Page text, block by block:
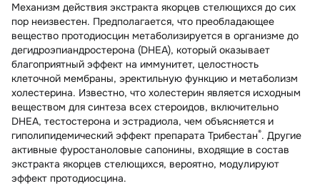
Механизм действия экстракта якорцев стелющихся до сих
пор неизвестен. Предполагается, что преобладающее
вещество протодиосцин метаболизируется в организме до
дегидроэпиандростерона (DHEA), который оказывает
благоприятный эффект на иммунитет, целостность
клеточной мембраны, эректильную функцию и метаболизм
холестерина. Известно, что холестерин является исходным
веществом для синтеза всех стероидов, включительно
DHEA, тестостерона и эстрадиола, чем объясняется и
гиполипидемический эффект препарата Трибестан®. Другие
активные фуростаноловые сапонины, входящие в состав
экстракта якорцев стелющихся, вероятно, модулируют
эффект протодиосцина.